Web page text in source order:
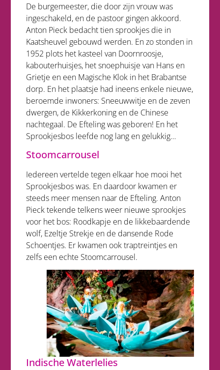
De burgemeester, die door zijn vrouw was
ingeschakeld, en de pastoor gingen akkoord.
Anton Pieck bedacht tien sprookjes die in
Kaatsheuvel gebouwd werden. En zo stonden in
1952 plots het kasteel van Doornroosje,
kabouterhuisjes, het snoephuisje van Hans en
Grietje en een Magische Klok in het Brabantse
dorp. En het plaatsje had ineens enkele nieuwe,
beroemde inwoners: Sneeuwwitje en de zeven
dwergen, de Kikkerkoning en de Chinese
nachtegaal. De Efteling was geboren! En het
Sprookjesbos leefde nog lang en gelukkig…
Stoomcarrousel
Iedereen vertelde tegen elkaar hoe mooi het
Sprookjesbos was. En daardoor kwamen er
steeds meer mensen naar de Efteling. Anton
Pieck tekende telkens weer nieuwe sprookjes
voor het bos: Roodkapje en de likkebaardende
wolf, Ezeltje Strekje en de dansende Rode
Schoentjes. Er kwamen ook traptreintjes en
zelfs een echte Stoomcarrousel.
Indische Waterlelies